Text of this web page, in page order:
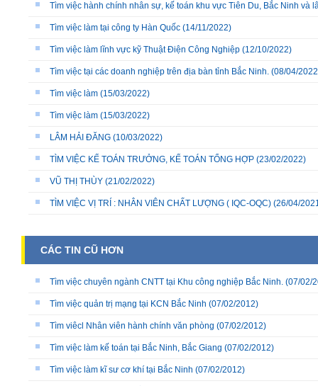
Tìm việc hành chính nhân sự, kế toán khu vực Tiên Du, Bắc Ninh và
Tìm việc làm tại công ty Hàn Quốc (14/11/2022)
Tìm việc làm lĩnh vực kỹ Thuật Điện Công Nghiệp (12/10/2022)
Tìm việc tại các doanh nghiệp trên địa bàn tỉnh Bắc Ninh. (08/04/
Tìm việc làm (15/03/2022)
Tìm việc làm (15/03/2022)
LÂM HẢI ĐĂNG (10/03/2022)
TÌM VIỆC KẾ TOÁN TRƯỞNG, KẾ TOÁN TỔNG HỢP (23/02/2022)
VŨ THỊ THÙY (21/02/2022)
TÌM VIỆC VỊ TRÍ : NHÂN VIÊN CHẤT LƯỢNG ( IQC-OQC) (26/04/
CÁC TIN CŨ HƠN
Tìm việc chuyên ngành CNTT tại Khu công nghiệp Bắc Ninh. (07/02/
Tìm việc quản trị mạng tại KCN Bắc Ninh (07/02/2012)
Tìm viêcl Nhân viên hành chính văn phòng (07/02/2012)
Tìm việc làm kế toán tại Bắc Ninh, Bắc Giang (07/02/2012)
Tìm việc làm kĩ sư cơ khí tại Bắc Ninh (07/02/2012)